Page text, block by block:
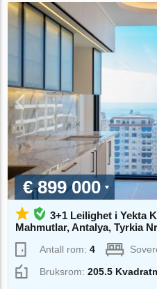
€ 899 000
3+1 Leilighet i Yekta
Mahmutlar, Antalya, Tyrkia
Antall rom:4
Bruksrom:205.5